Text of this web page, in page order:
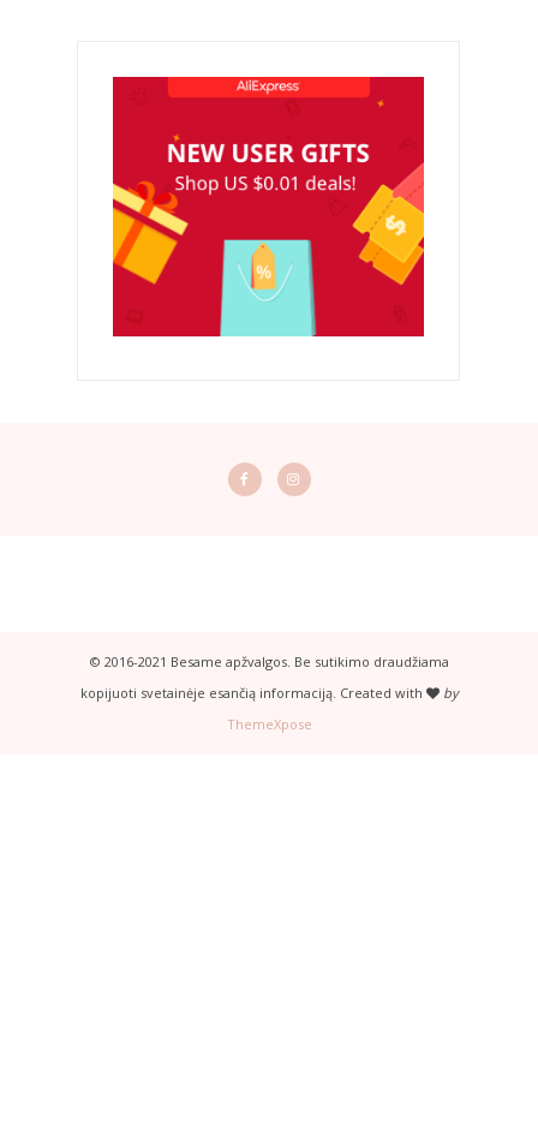
© 2016-2021 Besame apžvalgos. Be sutikimo draudžiama
kopijuoti svetainėje esančią informaciją. Created with
by
ThemeXpose